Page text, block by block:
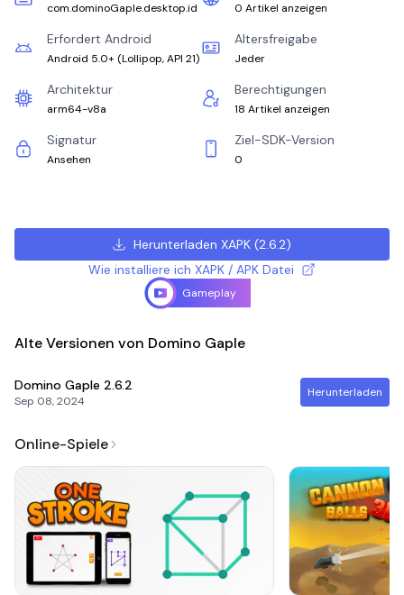
com.dominoGaple.desktop.id 0 Artikel anzeigen
Erfordert Android
Android 5.0+ (Lollipop, API 21)
Altersfreigabe
Jeder
Architektur
arm64-v8a
Berechtigungen
18 Artikel anzeigen
Signatur
Ansehen
Ziel-SDK-Version
0
Herunterladen XAPK (2.6.2)
Wie installiere ich XAPK / APK Datei
Gameplay
Alte Versionen von Domino Gaple
Domino Gaple 2.6.2
Sep 08, 2024
Herunterladen
Online-Spiele